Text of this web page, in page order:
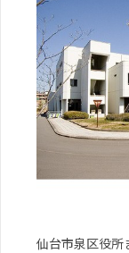
仙台市泉区役所